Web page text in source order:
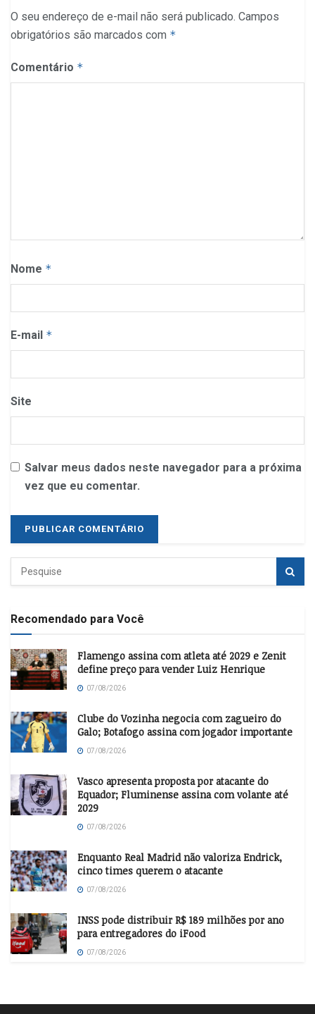
O seu endereço de e-mail não será publicado. Campos
obrigatórios são marcados com *
Comentário *
Nome *
E-mail *
Site
Salvar meus dados neste navegador para a próxima
vez que eu comentar.
Recomendado para Você
Flamengo assina com atleta até 2029 e Zenit
define preço para vender Luiz Henrique
07/08/2026
Clube do Vozinha negocia com zagueiro do
Galo; Botafogo assina com jogador importante
07/08/2026
Vasco apresenta proposta por atacante do
Equador; Fluminense assina com volante até
2029
07/08/2026
Enquanto Real Madrid não valoriza Endrick,
cinco times querem o atacante
07/08/2026
INSS pode distribuir R$ 189 milhões por ano
para entregadores do iFood
07/08/2026